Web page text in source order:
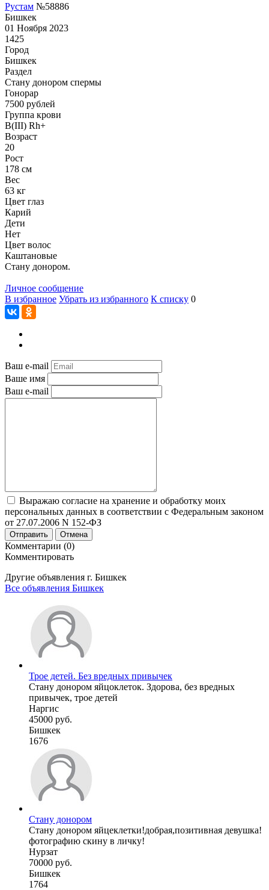
Рустам №58886
Бишкек
01 Ноября 2023
1425
Город
Бишкек
Раздел
Стану донором спермы
Гонoрар
7500 рублей
Группа крови
B(III) Rh+
Возраст
20
Рост
178 см
Вес
63 кг
Цвет глаз
Карий
Дети
Нет
Цвет волос
Каштановые
Стану донором.
Личное сообщение
В избранное Убрать из избранного К списку 0
Ваш e-mail
Ваше имя
Ваш e-mail
Выражаю согласие на хранение и обработку моих
персональных данных в соответствии с Федеральным законом
от 27.07.2006 N 152-ФЗ
Отправить Отмена
Комментарии (0)
Комментировать
Другие объявления г. Бишкек
Все объявления Бишкек
Трое детей. Без вредных привычек
Стану донором яйцоклеток. Здорова, без вредных
привычек, трое детей
Наргис
45000 руб.
Бишкек
1676
Стану донором
Стану донором яйцеклетки!добрая,позитивная девушка!
фотографию скину в личку!
Нурзат
70000 руб.
Бишкек
1764